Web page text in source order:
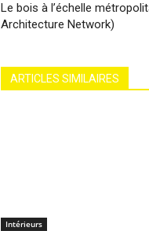
Le bois à l’échelle
Architecture Network)
ARTICLES SIMILAIRES
Intérieurs